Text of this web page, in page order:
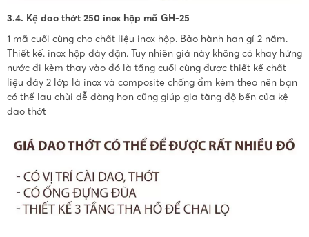
3.4. Kệ dao thớt 250 inox hộp mã GH-25
1 mã cuối cùng cho chất liệu inox hộp. Bảo hành han gỉ 2 năm.
Thiết kế. inox hộp dày dặn. Tuy nhiên giá này không có khay hứng
nước đi kèm thay vào đó là tầng cuối cùng được thiết kế chất
liệu đáy 2 lớp là inox và composite chống ẩm kèm theo nên bạn
có thể lau chùi dễ dàng hơn cũng giúp gia tăng độ bền của kệ
dao thớt